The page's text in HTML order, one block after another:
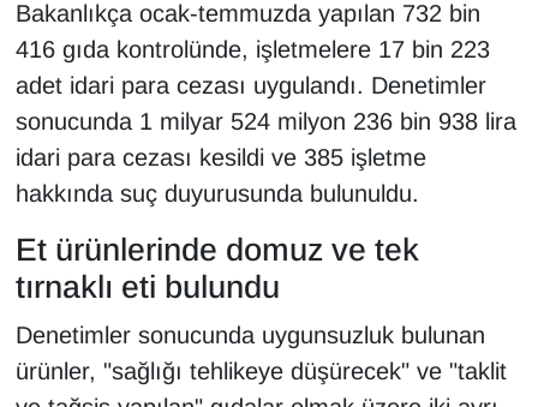
Bakanlıkça ocak-temmuzda yapılan 732 bin
416 gıda kontrolünde, işletmelere 17 bin 223
adet idari para cezası uygulandı. Denetimler
sonucunda 1 milyar 524 milyon 236 bin 938 lira
idari para cezası kesildi ve 385 işletme
hakkında suç duyurusunda bulunuldu.
Et ürünlerinde domuz ve tek
tırnaklı eti bulundu
Denetimler sonucunda uygunsuzluk bulunan
ürünler, "sağlığı tehlikeye düşürecek" ve "taklit
Kamu Alımları
Kim Kimdir?
Kültür & Sanat
KURDÎ
MAGAZİN
MEDYA
ONE EKONOMİ